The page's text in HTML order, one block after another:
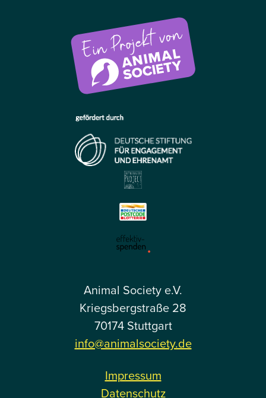
Animal Society e.V.
Kriegsbergstraße 28
70174 Stuttgart
info@animalsociety.de
Impressum
Datenschutz